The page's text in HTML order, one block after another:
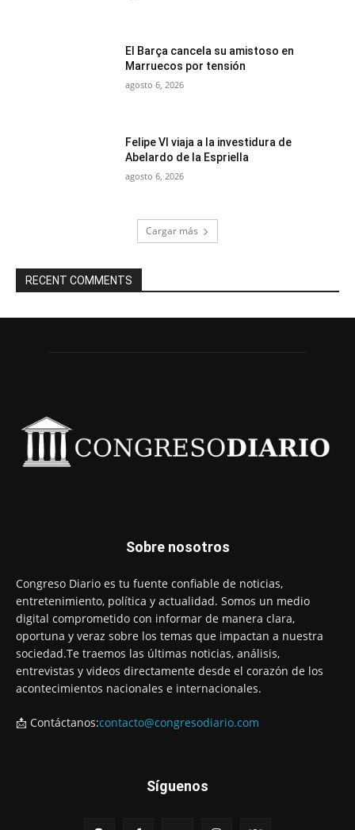
El Barça cancela su amistoso en
Marruecos por tensión
agosto 6, 2026
Felipe VI viaja a la investidura de
Abelardo de la Espriella
agosto 6, 2026
Cargar más
RECENT COMMENTS
Sobre nosotros
Congreso Diario es tu fuente confiable de noticias,
entretenimiento, política y actualidad. Somos un medio
digital comprometido con informar de manera clara,
oportuna y veraz sobre los temas que impactan a nuestra
sociedad.Te traemos las últimas noticias, análisis,
entrevistas y videos directamente desde el corazón de los
acontecimientos nacionales e internacionales.
📩 Contáctanos:contacto@congresodiario.com
Síguenos